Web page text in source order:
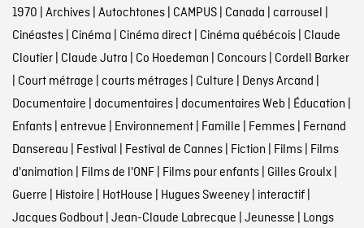
1970 | Archives| Autochtones| CAMPUS| Canada | carrousel |
Cinéastes| Cinéma | Cinéma direct| Cinéma québécois| Claude
Cloutier| Claude Jutra | Co Hoedeman | Concours| Cordell Barker
| Court métrage | courts métrages| Culture | Denys Arcand |
Documentaire | documentaires| documentaires Web | Éducation |
Enfants| entrevue | Environnement| Famille | Femmes| Fernand
Dansereau | Festival | Festival de Cannes| Fiction | Films| Films
d'animation | Films de l'ONF| Films pour enfants| Gilles Groulx|
Guerre | Histoire | HotHouse | Hugues Sweeney| interactif|
Jacques Godbout| Jean-Claude Labrecque | Jeunesse | Longs